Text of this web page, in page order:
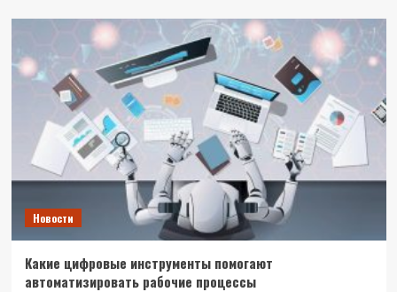
Новости
Какие цифровые инструменты помогают
автоматизировать рабочие процессы